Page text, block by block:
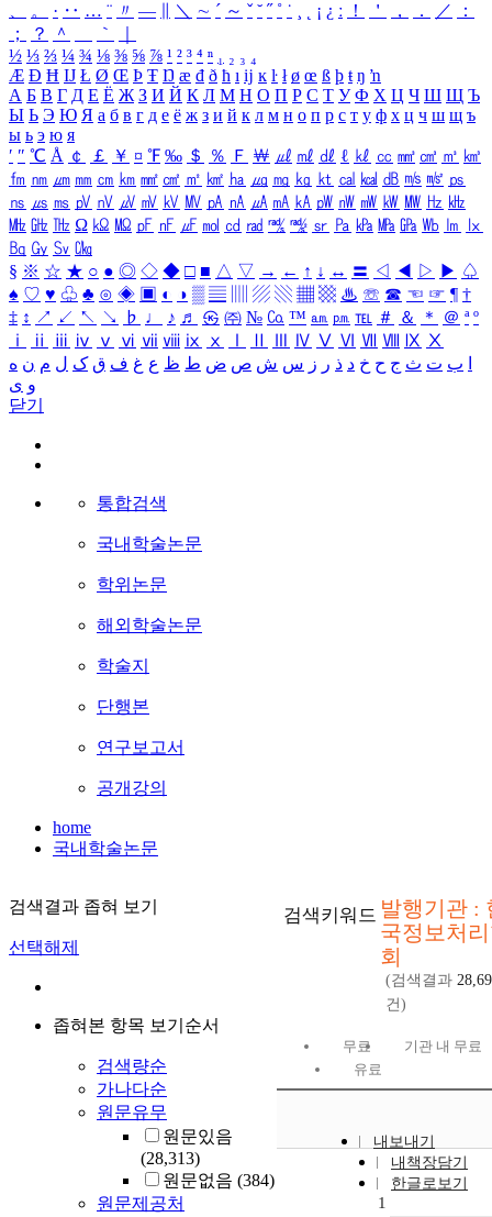
、
。 · ‥ … ¨ 〃 ― ＼ ∼ ´ ～ ˇ ˘ ˝ ˚ ˙ ¸ ¡ ¿ ː ！ ＇ ， ． ／
：
；
？ ＾ ｀
½ ⅓ ⅔ ¼ ¾ ⅛ ⅜ ⅝ ⅞ ¹ ² ³ ⁴ ⁿ ₁ ₂ ₃ ₄
Æ Ð Ħ Ĳ Ł Ø Œ Þ Ŧ Ŋ æ đ ð ħ ı ĳ ĸ ŀ ł ø œ ß þ ŧ ŋ ŉ
А Б В Г Д Е Ё Ж З И Й К Л М Н О П Р С Т У Ф Х Ц Ч Ш Щ Ъ
Ы Ь Э Ю Я а б в г д е ё ж з и й к л м н о п р с т у ф х ц ч ш щ ъ
ы ь э ю я
′ ″ ℃ Å ￠ ￡ ￥ ¤ ℉ ‰ ＄ ％ Ｆ ￦ ㎕ ㎖ ㎗ ℓ ㎘ ㏄ ㎣ ㎤ ㎥ ㎦
㎙ ㎚ ㎛ ㎜ ㎝ ㎞ ㎟ ㎠ ㎡ ㎢ ㏊ ㎍ ㎎ ㎏ ㏏ ㎈ ㎉ ㏈ ㎧ ㎨ ㎰
㎱ ㎲ ㎳ ㎴ ㎵ ㎶ ㎷ ㎸ ㎹ ㎀ ㎁ ㎂ ㎃ ㎄ ㎺ ㎻ ㎽ ㎾ ㎿ ㎐ ㎑
㎒ ㎓ ㎔ Ω ㏀ ㏁ ㎊ ㎋ ㎌ ㏖ ㏅ ㎭ ㎮ ㎯ ㏛ ㎩ ㎪ ㎫ ㎬ ㏝ ㏐
㏓
㏃ ㏉ ㏜ ㏆
§ ※ ☆ ★ ○ ● ◎ ◇ ◆ □ ■ △ ▽ → ← ↑ ↓ ↔ 〓 ◁ ◀ ▷ ▶ ♤
♠ ♡ ♥ ♧ ♣ ⊙ ◈ ▣ ◐ ◑ ▒ ▤ ▨ ▧ ▦ ▩ ♨ ☏ ☎ ☜ ☞ ¶ †
‡ ↕ ↗ ↙ ↖ ↘ ♭ ♩ ♪ ♬ ㉿ ㈜ № ㏇ ™ ㏂ ㏘ ℡ ＃ ＆ ＊ ＠ ª º
ⅰ
ⅱ ⅲ ⅳ ⅴ ⅵ ⅶ ⅷ ⅸ ⅹ Ⅳ Ⅴ Ⅵ Ⅶ Ⅷ Ⅸ Ⅹ
ب ت ث ج ح خ د ذ ر ز س ش ص ض ط ظ ع غ ف ق ک ل م ن ه
و ی
닫기
통합검색
국내학술논문
학위논문
해외학술논문
학술지
단행본
연구보고서
공개강의
home
국내학술논문
검색결과 좁혀 보기
선택해제
좁혀본 항목 보기순서
검색량순
가나다순
원문유무
원문있음
(28,313)
원문없음 (384)
원문제공처
검색키워드 발행기관 :
국정보처
회
(검색결과
건)
무료
기관 내 무료
유료
내보내기
내책장담기
한글로보기
1